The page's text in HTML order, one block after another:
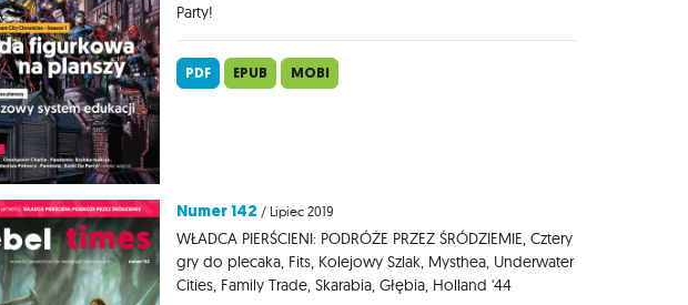
Party!
PDF EPUB MOBI
Numer 142 / Lipiec 2019
WŁADCA PIERŚCIENI: PODRÓŻE PRZEZ ŚRÓDZIEMIE, Cztery
gry do plecaka, Fits, Kolejowy Szlak, Mysthea, Underwater
Cities, Family Trade, Skarabia, Głębia, Holland '44